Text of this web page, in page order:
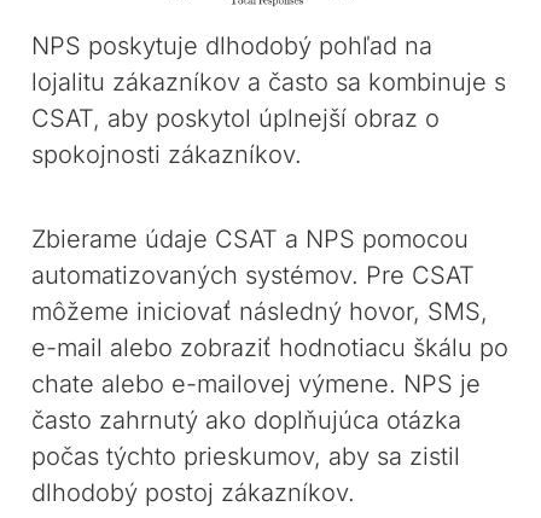
NPS poskytuje dlhodobý pohľad na
lojalitu zákazníkov a často sa kombinuje s
CSAT, aby poskytol úplnejší obraz o
spokojnosti zákazníkov.
Zbierame údaje CSAT a NPS pomocou
automatizovaných systémov. Pre CSAT
môžeme iniciovať následný hovor, SMS,
e-mail alebo zobraziť hodnotiacu škálu po
chate alebo e-mailovej výmene. NPS je
často zahrnutý ako doplňujúca otázka
počas týchto prieskumov, aby sa zistil
dlhodobý postoj zákazníkov.